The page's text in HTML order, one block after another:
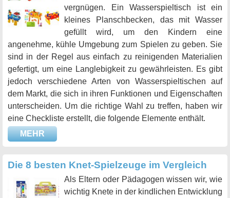
vergnügen. Ein Wasserspieltisch ist ein
kleines Planschbecken, das mit Wasser
gefüllt wird, um den Kindern eine
angenehme, kühle Umgebung zum Spielen zu geben. Sie
sind in der Regel aus einfach zu reinigenden Materialien
gefertigt, um eine Langlebigkeit zu gewährleisten. Es gibt
jedoch verschiedene Arten von Wasserspieltischen auf
dem Markt, die sich in ihren Funktionen und Eigenschaften
unterscheiden. Um die richtige Wahl zu treffen, haben wir
eine Checkliste erstellt, die folgende Elemente enthält.
MEHR
Die 8 besten Knet-Spielzeuge im Vergleich
Als Eltern oder Pädagogen wissen wir, wie
wichtig Knete in der kindlichen Entwicklung